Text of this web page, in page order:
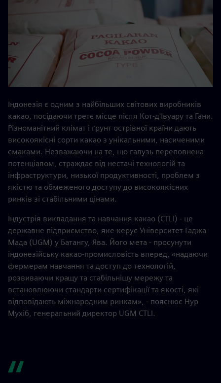
Індонезія є одним з найбільших світових виробників
какао, посідаючи третє місце після Кот-д'Івуару та Гани.
Різноманітний клімат і ґрунт острівної країни дають
високоякісні сорти какао з унікальними, насиченими
смаками. Незважаючи на те, що галузь переповнена
потенціалом, страждає від нестачі технологій та
інфраструктури, низької продуктивності, проблем з
якістю та обмеженого доступу до високоякісних
ринків зі стабільними цінами.
Індустрія викладання та навчання какао (CTLI) - це
державне підприємство, яке керує Університет Гаджа
Мада (UGM) у Батангу, Ява. Його мета - просунути
індонезійську какао-промисловість вперед, «надаючи
фермерам навчання та доступ до технологій,
розвиваючи кращу та стабільнішу мережу та
встановлюючи стандарти сертифікації та якості, які
відповідають міжнародним ринкам», - пояснює Нур
Мухіб, генеральний директор UGM CTLI.